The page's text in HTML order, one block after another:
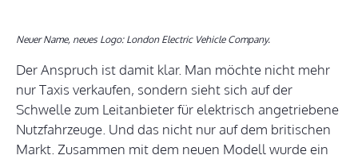
Neuer Name, neues Logo: London Electric Vehicle Company.
Der Anspruch ist damit klar. Man möchte nicht mehr
nur Taxis verkaufen, sondern sieht sich auf der
Schwelle zum Leitanbieter für elektrisch angetriebene
Nutzfahrzeuge. Und das nicht nur auf dem britischen
Markt. Zusammen mit dem neuen Modell wurde ein